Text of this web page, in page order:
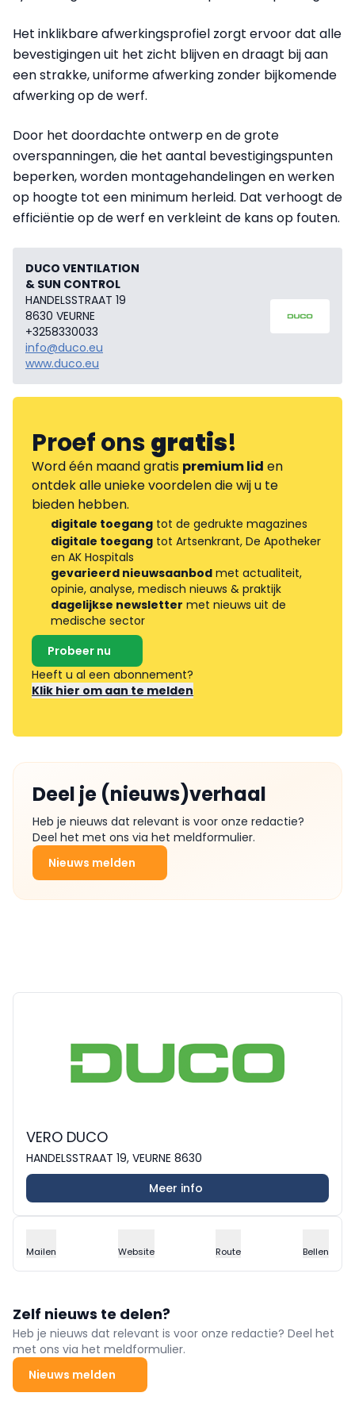
Het inklikbare afwerkingsprofiel zorgt ervoor dat alle
bevestigingen uit het zicht blijven en draagt bij aan
een strakke, uniforme afwerking zonder bijkomende
afwerking op de werf.
Door het doordachte ontwerp en de grote
overspanningen, die het aantal bevestigingspunten
beperken, worden montagehandelingen en werken
op hoogte tot een minimum herleid. Dat verhoogt de
efficiëntie op de werf en verkleint de kans op fouten.
DUCO VENTILATION
& SUN CONTROL
HANDELSSTRAAT 19
8630 VEURNE
+3258330033
info@duco.eu
www.duco.eu
Proef onsgratis!
Word één maand gratis premium lid en
ontdek alle unieke voordelen die wij u te
bieden hebben.
digitale toegang tot de gedrukte magazines
digitale toegang tot Artsenkrant, De Apotheker
en AK Hospitals
gevarieerd nieuwsaanbod met actualiteit,
opinie, analyse, medisch nieuws & praktijk
dagelijkse newsletter met nieuws uit de
medische sector
Probeer nu
Heeft u al een abonnement?
Klik hier om aan te melden
Deel je (nieuws)verhaal
Heb je nieuws dat relevant is voor onze redactie?
Deel het met ons via het meldformulier.
Nieuws melden
VERO DUCO
HANDELSSTRAAT 19, VEURNE 8630
Meer info
Mailen Website Route Bellen
Zelf nieuws te delen?
Heb je nieuws dat relevant is voor onze redactie? Deel het
met ons via het meldformulier.
Nieuws melden